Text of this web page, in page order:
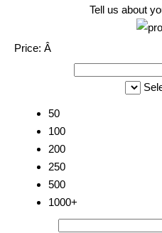
Tell us about
Price: Â
50
100
200
250
500
1000+